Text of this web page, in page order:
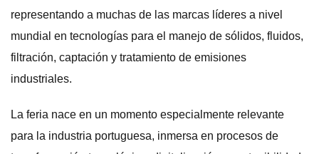
representando a muchas de las marcas líderes a nivel
mundial en tecnologías para el manejo de sólidos, fluidos,
filtración, captación y tratamiento de emisiones
industriales.
La feria nace en un momento especialmente relevante
para la industria portuguesa, inmersa en procesos de